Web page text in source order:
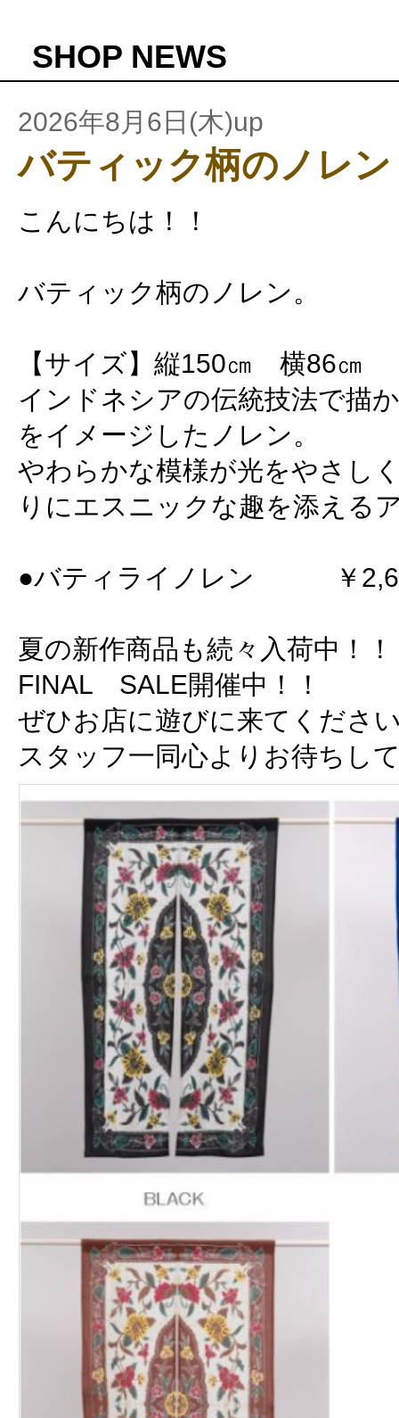
SHOP NEWS
2026年8月6日(木)up
バティック柄のノレン
こんにちは！！
バティック柄のノレン。
【サイズ】縦150㎝ 横86㎝
インドネシアの伝統技法で描
をイメージしたノレン。
やわらかな模様が光をやさし
りにエスニックな趣を添える
●バティライノレン ￥
夏の新作商品も続々入荷中！！
FINAL SALE開催中！！
ぜひお店に遊びに来てくださ
スタッフ一同心よりお待ちし